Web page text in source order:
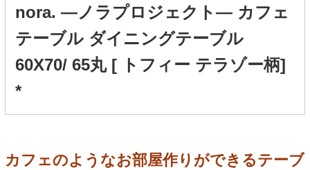
nora. ―ノラプロジェクト― カフェ
テーブル ダイニングテーブル
60X70/ 65丸 [ トフィー テラゾー柄]
*
カフェのようなお部屋作りができるテーブ